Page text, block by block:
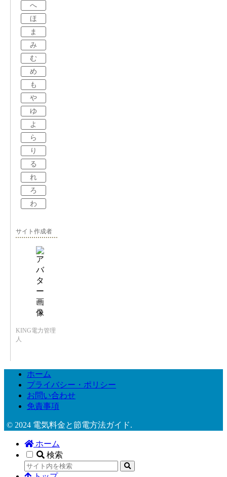
へ
ほ
ま
み
む
め
も
や
ゆ
よ
ら
り
る
れ
ろ
わ
サイト作成者
KING電力管理
人
ホーム
プライバシー・ポリシー
お問い合わせ
免責事項
© 2024 電気料金と節電方法ガイド.
ホーム
検索